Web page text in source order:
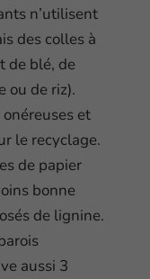
n’utilisent
des colles à
de blé, de
ou de riz).
et
le recyclage.
de papier
bonne
de lignine.
aussi 3